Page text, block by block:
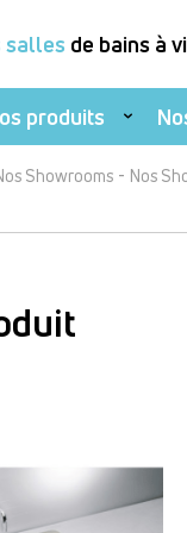
salles de bains à
produits
Showrooms - Nos